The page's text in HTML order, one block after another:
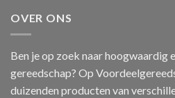
OVER ONS
Ben je op zoek naar hoogwaardig
gereedschap? Op
duizenden producten van